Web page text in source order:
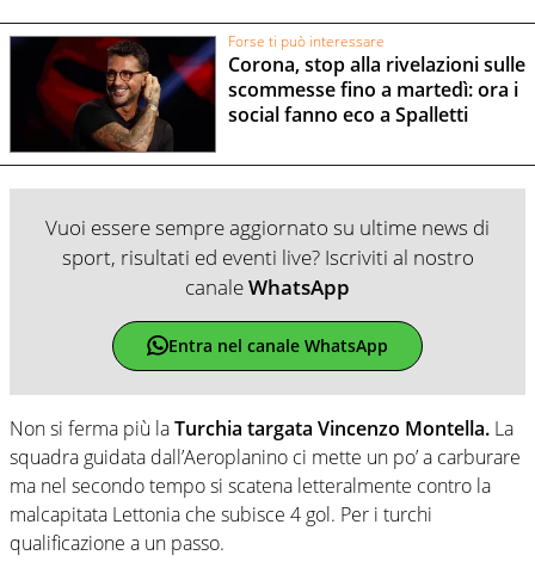
Forse ti può interessare
Corona, stop alla rivelazioni sulle
scommesse fino a martedì: ora i
social fanno eco a Spalletti
Vuoi essere sempre aggiornato su ultime news di
sport, risultati ed eventi live? Iscriviti al nostro
canaleWhatsApp
Entra nel canale WhatsApp
Non si ferma più laTurchia targata Vincenzo Montella. La
squadra guidata dall’Aeroplanino ci mette un po’ a carburare
ma nel secondo tempo si scatena letteralmente contro la
malcapitata Lettonia che subisce 4 gol. Per i turchi
qualificazione a un passo.